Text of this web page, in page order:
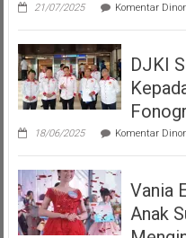
21/07/2025 Komentar
DJKI
18/06/2025 Komentar
Vania
Anak